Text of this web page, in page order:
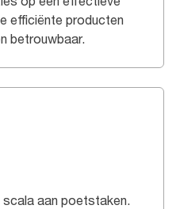
efficiënte producten
betrouwbaar.
aan poetstaken.